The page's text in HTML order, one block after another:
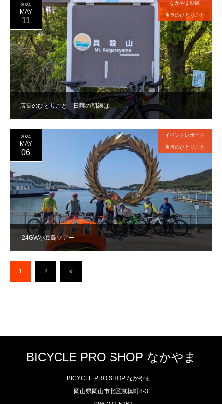
店長のひとりごと 日曜の朝練は
2024
MAY
11
なかやま朝練
店長のひとりごと
`24GW小豆島ツアー
2024
MAY
06
イベントレポート
店長のひとりごと
1 2 »
BICYCLE PRO SHOP なかやま
BICYCLE PRO SHOP なかやま
岡山県岡山市北区京橋町8-3